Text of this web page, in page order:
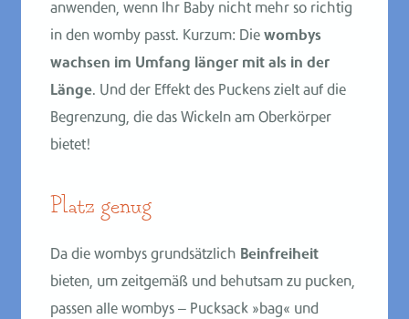
anwenden, wenn Ihr Baby nicht mehr so richtig
in den womby passt. Kurzum: Die wombys
wachsen im Umfang länger mit als in der
Länge. Und der Effekt des Puckens zielt auf die
Begrenzung, die das Wickeln am Oberkörper
bietet!
Platz genug
Da die wombys grundsätzlich Beinfreiheit
bieten, um zeitgemäß und behutsam zu pucken,
passen alle wombys – Pucksack »bag« und